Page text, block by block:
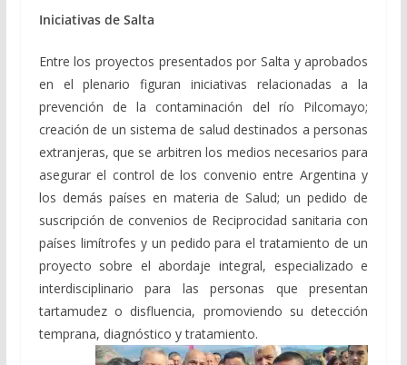
Iniciativas de Salta
Entre los proyectos presentados por Salta y aprobados
en el plenario figuran iniciativas relacionadas a la
prevención de la contaminación del río Pilcomayo;
creación de un sistema de salud destinados a personas
extranjeras, que se arbitren los medios necesarios para
asegurar el control de los convenio entre Argentina y
los demás países en materia de Salud; un pedido de
suscripción de convenios de Reciprocidad sanitaria con
países limítrofes y un pedido para el tratamiento de un
proyecto sobre el abordaje integral, especializado e
interdisciplinario para las personas que presentan
tartamudez o disfluencia, promoviendo su detección
temprana, diagnóstico y tratamiento.